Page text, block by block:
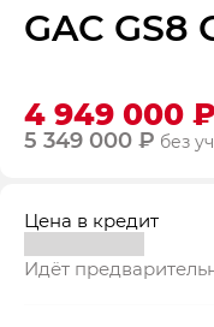
GAC GS8
4 949 000 ₽
5 349 000 ₽ без
Цена в кредит
Идёт